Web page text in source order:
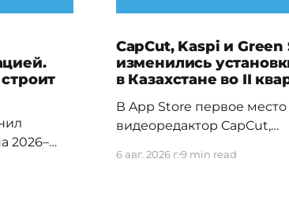
2026–
CapCut, Kaspi и Green
изменились
в Казахстане во II
В App Store первое место
видеоредактор CapCut,
первого квартала. На
6 авг. 2026 г.9 min read